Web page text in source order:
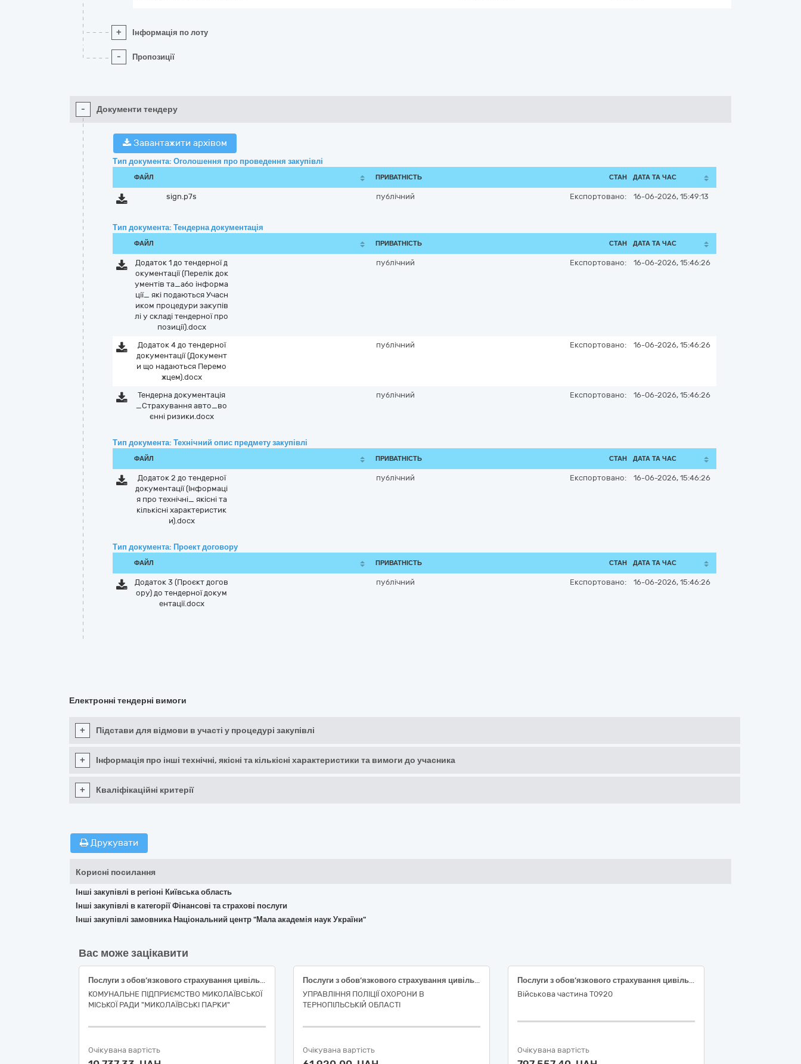
+ Інформація по лоту
- Пропозиції
- Документи тендеру
Завантажити архівом
Тип документа: Оголошення про проведення закупівлі
ФАЙЛ ПРИВАТНІСТЬ СТАН ДАТА ТА ЧАС
sign.p7s публічний Експортовано: 16-06-2026, 15:49:13
Тип документа: Тендерна документація
ФАЙЛ ПРИВАТНІСТЬ СТАН ДАТА ТА ЧАС
Додаток 1 до тендерної д
окументації (Перелік док
ументів та_або інформа
ції_ які подаються Учасн
иком процедури закупів
лі у складі тендерної про
позиції).docx
публічний Експортовано: 16-06-2026, 15:46:26
Додаток 4 до тендерної
документації (Документ
и що надаються Перемо
жцем).docx
публічний Експортовано: 16-06-2026, 15:46:26
Тендерна документація
_Страхування авто_во
єнні ризики.docx
публічний Експортовано: 16-06-2026, 15:46:26
Тип документа: Технічний опис предмету закупівлі
ФАЙЛ ПРИВАТНІСТЬ СТАН ДАТА ТА ЧАС
Додаток 2 до тендерної
документації (Інформаці
я про технічні_ якісні та
кількісні характеристик
и).docx
публічний Експортовано: 16-06-2026, 15:46:26
Тип документа: Проект договору
ФАЙЛ ПРИВАТНІСТЬ СТАН ДАТА ТА ЧАС
Додаток 3 (Проєкт догов
ору) до тендерної докум
ентації.docx
публічний Експортовано: 16-06-2026, 15:46:26
Електронні тендерні вимоги
+ Підстави для відмови в участі у процедурі закупівлі
+ Інформація про інші технічні, якісні та кількісні характеристики та вимоги до учасника
+ Кваліфікаційні критерії
Друкувати
Корисні посилання
Інші закупівлі в регіоні Київська область
Інші закупівлі в категорії Фінансові та страхові послуги
Інші закупівлі замовника Національний центр "Мала академія наук України"
Вас може зацікавити
Послуги з обов’язкового страхування цивільної-правової відповідальності власників наземних транспортних засобів
КОМУНАЛЬНЕ ПІДПРИЄМСТВО МИКОЛАЇВСЬКОЇ
МІСЬКОЇ РАДИ "МИКОЛАЇВСЬКІ ПАРКИ"
Очікувана вартість
Послуги з обов’язкового страхування цивільно-правової відповідальності власників наземних транспортних засобів (ОСЦПВ)
УПРАВЛІННЯ ПОЛІЦІЇ ОХОРОНИ В
ТЕРНОПІЛЬСЬКІЙ ОБЛАСТІ
Очікувана вартість
Послуги з обов’язкового страхування цивільно-правової відповідальності власників наземних транспортних засобів
Військова частина Т0920
Очікувана вартість